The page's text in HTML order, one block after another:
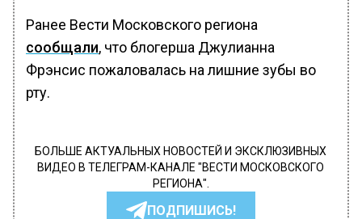
Ранее Вести Московского региона
сообщали, что блогерша Джулианна
Фрэнсис пожаловалась на лишние зубы во
рту.
БОЛЬШЕ АКТУАЛЬНЫХ НОВОСТЕЙ И ЭКСКЛЮЗИВНЫХ
ВИДЕО В ТЕЛЕГРАМ-КАНАЛЕ "ВЕСТИ МОСКОВСКОГО
РЕГИОНА".
ПОДПИШИСЬ!